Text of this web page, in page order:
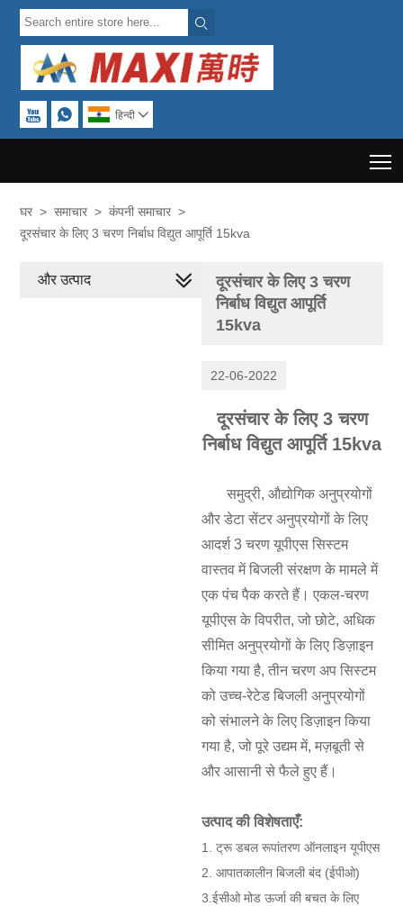

  हिन्दी 
घर > समाचार > कंपनी समाचार >
दूरसंचार के लिए 3 चरण निर्बाध विद्युत आपूर्ति 15kva
दूरसंचार के लिए 3 चरण
निर्बाध विद्युत आपूर्ति
15kva
22-06-2022
दूरसंचार के लिए 3 चरण
निर्बाध विद्युत आपूर्ति 15kva
समुद्री, औद्योगिक अनुप्रयोगों
और डेटा सेंटर अनुप्रयोगों के लिए
आदर्श 3 चरण यूपीएस सिस्टम
वास्तव में बिजली संरक्षण के मामले में
एक पंच पैक करते हैं। एकल-चरण
यूपीएस के विपरीत, जो छोटे, अधिक
सीमित अनुप्रयोगों के लिए डिज़ाइन
किया गया है, तीन चरण अप सिस्टम
को उच्च-रेटेड बिजली अनुप्रयोगों
को संभालने के लिए डिज़ाइन किया
गया है, जो पूरे उद्यम में, मज़बूती से
और आसानी से फैले हुए हैं।
उत्पाद की विशेषताएँ:
1. ट्रू डबल रूपांतरण ऑनलाइन यूपीएस
2. आपातकालीन बिजली बंद (ईपीओ)
3.ईसीओ मोड ऊर्जा की बचत के लिए
और उत्पाद